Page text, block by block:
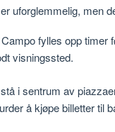
uforglemmelig, men
fylles opp timer
visningssted.
i sentrum av
å kjøpe billetter til